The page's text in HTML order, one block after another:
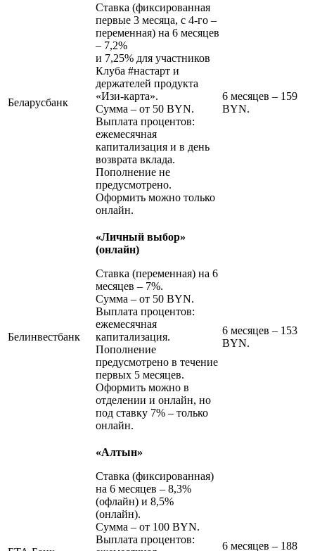
Беларусбанк
Ставка (фиксированная
первые 3 месяца, с 4-го –
переменная) на 6 месяцев
– 7,2%
и 7,25% для участников
Клуба #настарт и
держателей продукта
«Изи-карта».
Сумма – от 50 BYN.
Выплата процентов:
ежемесячная
капитализация и в день
возврата вклада.
Пополнение не
предусмотрено.
Оформить можно только
онлайн.
6 месяцев – 159
BYN.
Белинвестбанк
«Личный выбор»
(онлайн)
Ставка (переменная) на 6
месяцев – 7%.
Сумма – от 50 BYN.
Выплата процентов:
ежемесячная
капитализация.
Пополнение
предусмотрено в течение
первых 5 месяцев.
Оформить можно в
отделении и онлайн, но
под ставку 7% – только
онлайн.
6 месяцев – 153
BYN.
«Алтын»
Ставка (фиксированная)
на 6 месяцев – 8,3%
(офлайн) и 8,5%
(онлайн).
Сумма – от 100 BYN.
Выплата процентов:
6 месяцев – 188